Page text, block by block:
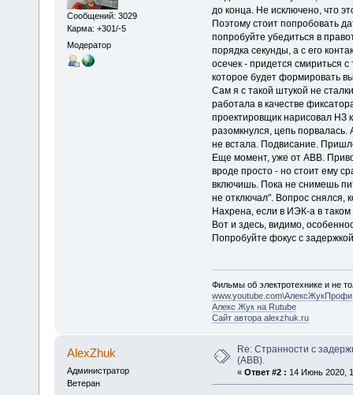
Сообщений: 3029
Карма: +301/-5
Модератор
до конца. Не исключено, что
Поэтому стоит попробовать
попробуйте убедиться в
порядка секунды, а с его
осечек - придется смириться
которое будет формировать
Сам я с такой штукой не
работала в качестве
проектировщик нарисовал НЗ
разомкнулся, цепь
не встала. Подвисание.
Еще момент, уже от АВВ.
вроде просто - но стоит ему
включишь. Пока не снимешь
не отключал". Вопрос снялся,
Нахрена, если в ИЭК-а в таком
Вот и здесь, видимо,
Попробуйте фокус с
Фильмы об электротехнике и не
www.youtube.com\АлексЖукПрофи
Алекс Жук на Rutube
Сайт автора alexzhuk.ru
AlexZhuk
Администратор
Ветеран
Re: Странности с
(ABB).
« Ответ #2 : 14 Июнь 2020,